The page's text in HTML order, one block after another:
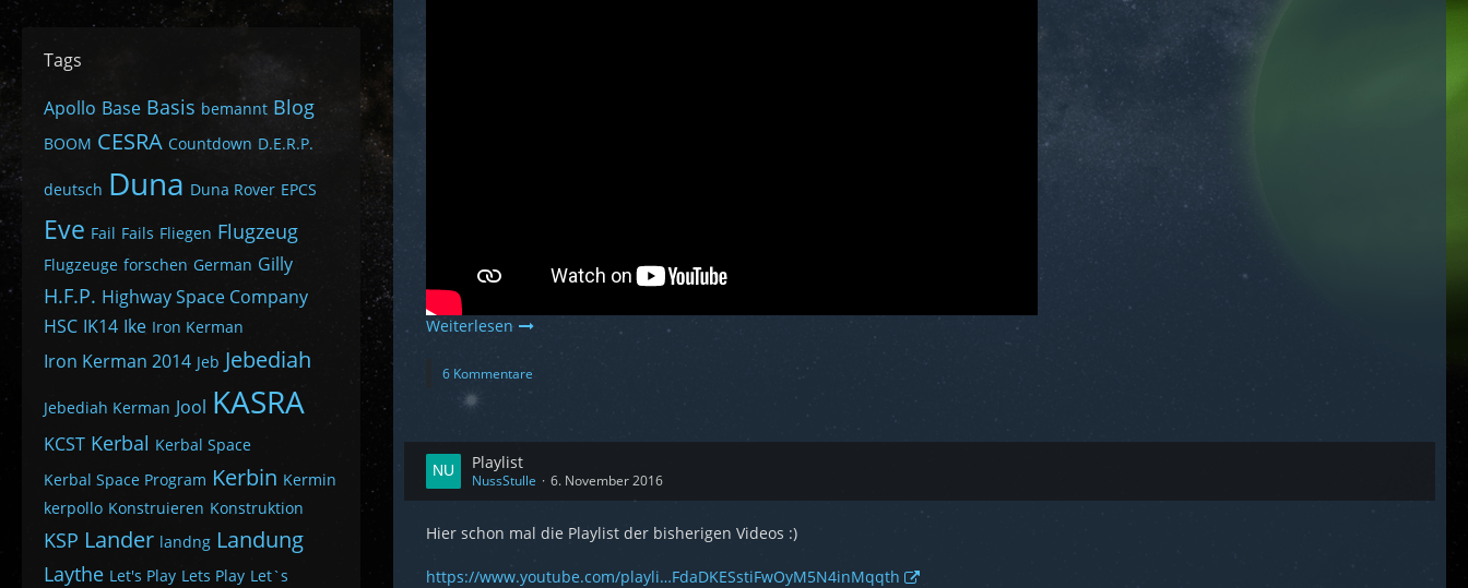
Tags
Apollo Base Basis bemannt Blog
BOOM CESRA Countdown D.E.R.P.
deutsch Duna Duna Rover EPCS
Eve Fail Fails Fliegen Flugzeug
Flugzeuge forschen German Gilly
H.F.P. Highway Space Company
HSC IK14 Ike Iron Kerman
Iron Kerman 2014 Jeb Jebediah
Jebediah Kerman Jool KASRA
KCST Kerbal Kerbal Space
Kerbal Space Program Kerbin Kermin
kerpollo Konstruieren Konstruktion
KSP Lander landng Landung
Laythe Let's Play Lets Play Let`s
Weiterlesen
6 Kommentare
Playlist
NussStulle 6. November 2016
Hier schon mal die Playlist der bisherigen Videos :)
https://www.youtube.com/playli…FdaDKESstiFwOyM5N4inMqqth